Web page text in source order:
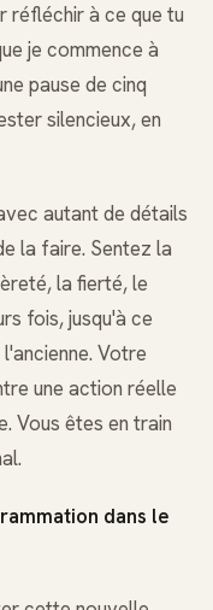
réfléchir à ce que tu
je commence à
pause de cinq
silencieux, en
autant de détails
la faire. Sentez la
la fierté, le
fois, jusqu'à ce
Votre
une action réelle
Vous êtes en train
dans le